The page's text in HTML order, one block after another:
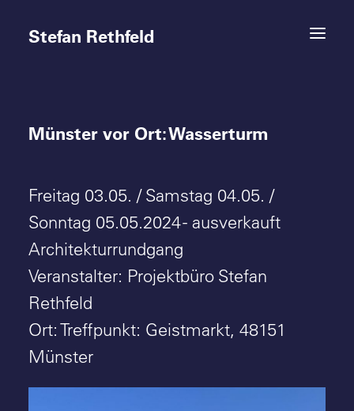
Stefan Rethfeld
Termine
Vita
Suche
Münster vor Ort: Wasserturm
Freitag 03.05. / Samstag 04.05. /
Sonntag 05.05.2024 - ausverkauft
Architekturrundgang
Veranstalter: Projektbüro Stefan
Rethfeld
Ort: Treffpunkt: Geistmarkt, 48151
Münster